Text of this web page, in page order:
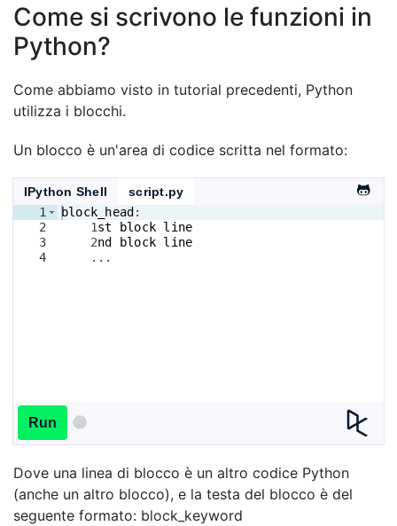
Come si scrivono le funzioni in
Python?
Come abbiamo visto in tutorial precedenti, Python
utilizza i blocchi.
Un blocco è un'area di codice scritta nel formato:
IPython Shell
script.py
1
2
3
4
block_head :
    1
st block line
    2
nd block line
    ...
Run
Dove una linea di blocco è un altro codice Python
(anche un altro blocco), e la testa del blocco è del
seguente formato: block_keyword